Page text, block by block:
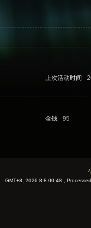
上次活动时间
金钱
95
GMT+8, 2026-8-8 00:48 ,